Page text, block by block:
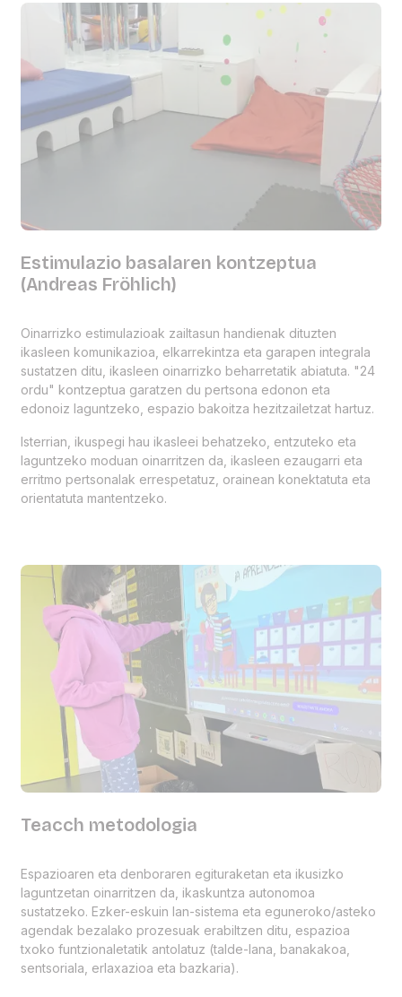
Estimulazio basalaren kontzeptua
(Andreas Fröhlich)
Oinarrizko estimulazioak zailtasun handienak dituzten
ikasleen komunikazioa, elkarrekintza eta garapen integrala
sustatzen ditu, ikasleen oinarrizko beharretatik abiatuta. "24
ordu" kontzeptua garatzen du pertsona edonon eta
edonoiz laguntzeko, espazio bakoitza hezitzailetzat hartuz.
Isterrian, ikuspegi hau ikasleei behatzeko, entzuteko eta
laguntzeko moduan oinarritzen da, ikasleen ezaugarri eta
erritmo pertsonalak errespetatuz, orainean konektatuta eta
orientatuta mantentzeko.
Teacch metodologia
Espazioaren eta denboraren egituraketan eta ikusizko
laguntzetan oinarritzen da, ikaskuntza autonomoa
sustatzeko. Ezker-eskuin lan-sistema eta eguneroko/asteko
agendak bezalako prozesuak erabiltzen ditu, espazioa
txoko funtzionaletatik antolatuz (talde-lana, banakakoa,
sentsoriala, erlaxazioa eta bazkaria).